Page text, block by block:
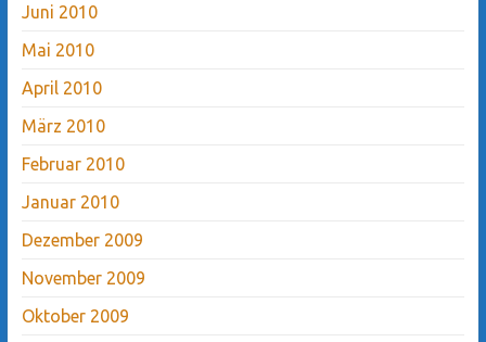
Juni 2010
Mai 2010
April 2010
März 2010
Februar 2010
Januar 2010
Dezember 2009
November 2009
Oktober 2009